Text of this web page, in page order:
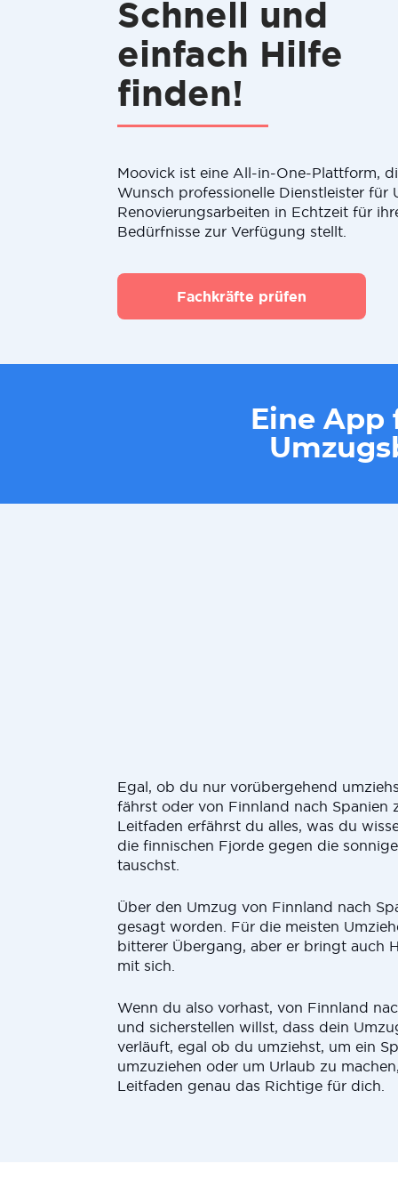
Schnell und
einfach Hilfe
finden!
Moovick ist eine All-in-One-Plattform,
Wunsch professionelle Dienstleister für
Renovierungsarbeiten in Echtzeit für
Bedürfnisse zur Verfügung stellt.
Fachkräfte prüfen
Eine
Egal, ob du nur vorübergehend
fährst oder von Finnland nach Spanien
Leitfaden erfährst du alles, was du
die finnischen Fjorde gegen die
tauschst.
Über den Umzug von Finnland nach
gesagt worden. Für die meisten
bitterer Übergang, aber er bringt auch
mit sich.
Wenn du also vorhast, von Finnland
und sicherstellen willst, dass dein
verläuft, egal ob du umziehst, um ein
umzuziehen oder um Urlaub zu
Leitfaden genau das Richtige für dich.